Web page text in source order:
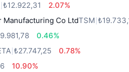
₺12.922,31
2.07%
Co LtdTSM
0.46%
₺27.747,25
0.78%
10.90%